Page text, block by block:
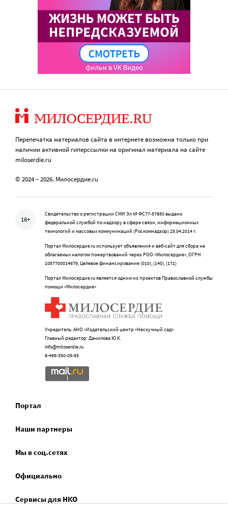
Перепечатка материалов сайта в интернете возможна только при
наличии активной гиперссылки на оригинал материала на сайте
miloserdie.ru
© 2024 – 2026. Милосердие.ru
16+
Свидетельство о регистрации СМИ Эл № ФС77-57850 выдано
федеральной службой по надзору в сфере связи, информационных
технологий и массовых коммуникаций (Роскомнадзор) 25.04.2014 г.
Портал Милосердие.ru использует объявления и веб-сайт для сбора не
облагаемых налогом пожертвований через РОО «Милосердие», ОГРН
1057700014679, Целевое финансирование (010), (140), (171)
Портал Милосердие.ru является одним из проектов Православной службы
помощи «Милосердие»
Учредитель: АНО «Издательский центр «Нескучный сад»
Главный редактор: Данилова Ю.К.
info@miloserdie.ru
8-499-350-05-95
Портал
Наши партнеры
Мы в соц.сетях
Официально
Сервисы для НКО